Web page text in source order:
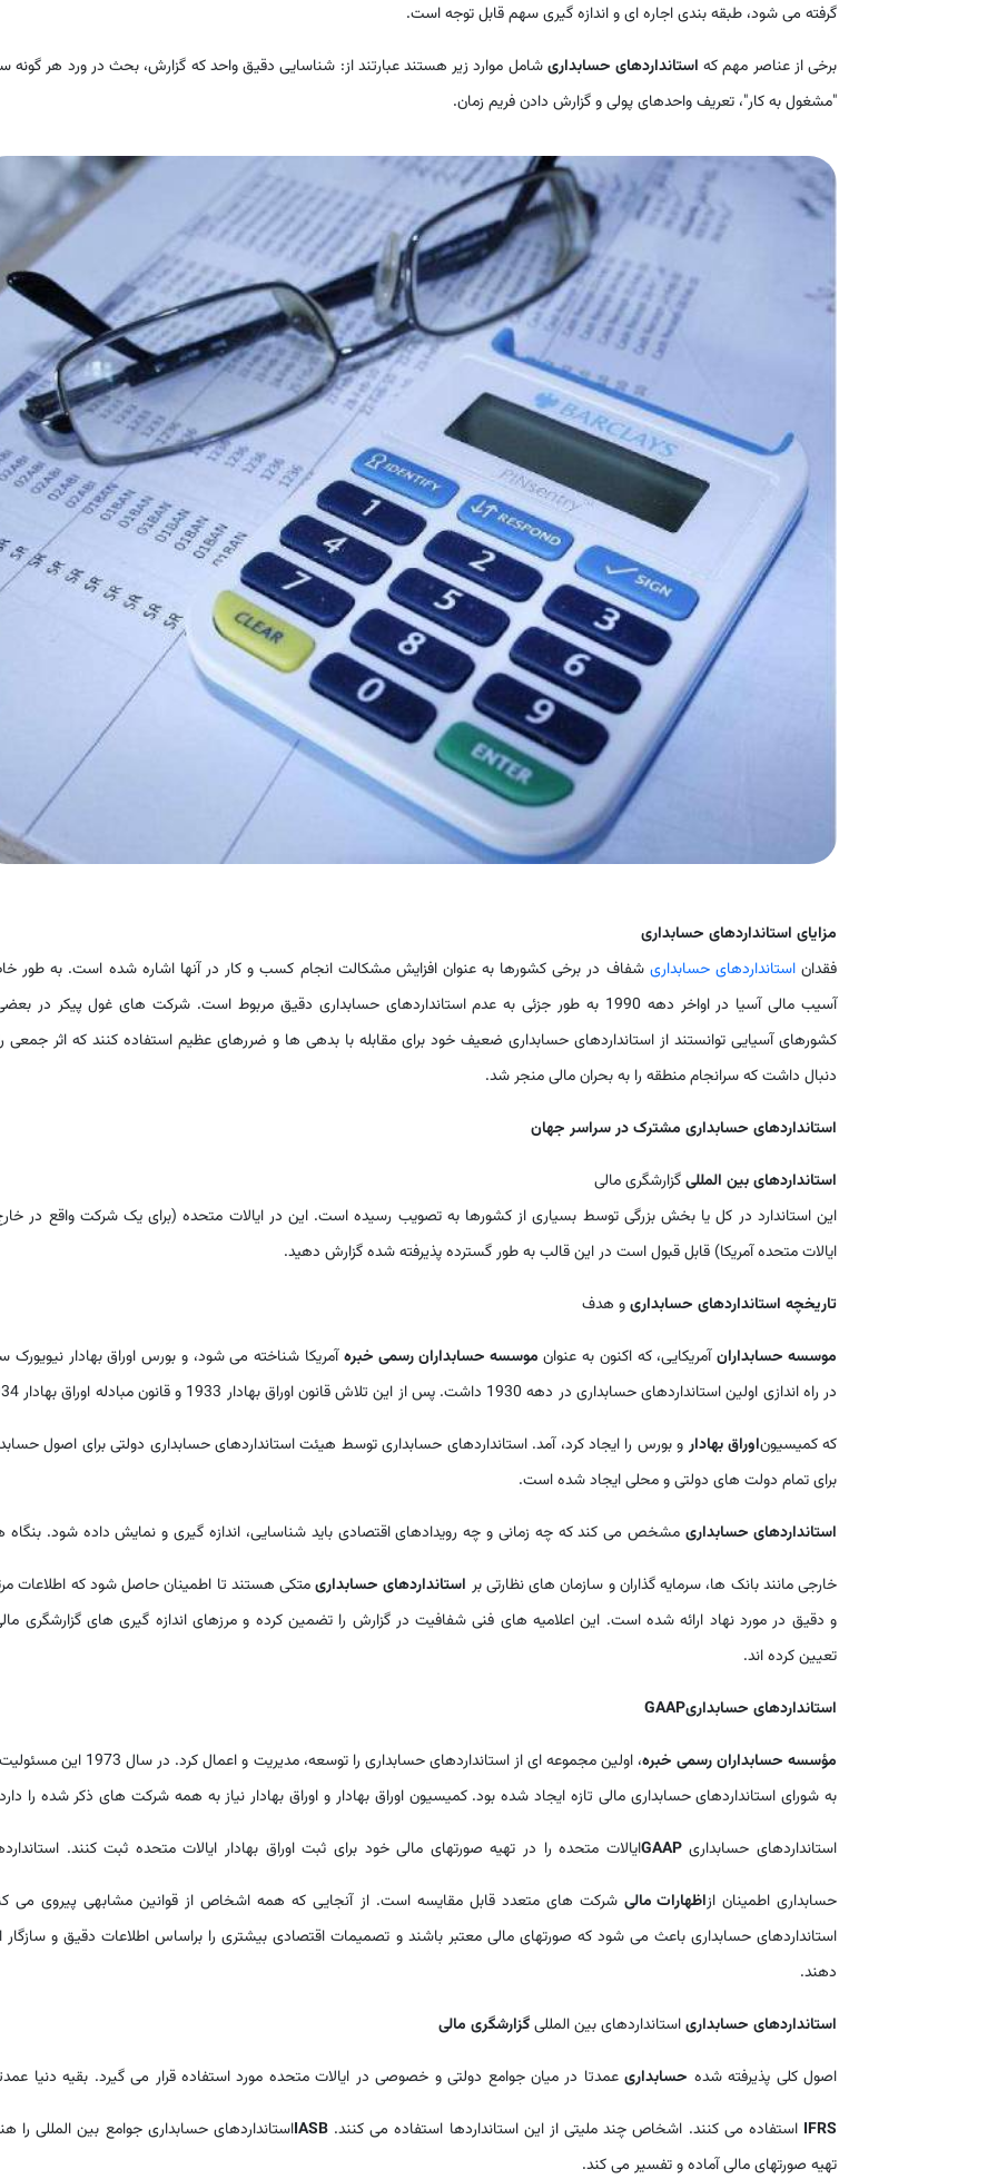
گرفته می شود، طبقه بندی اجاره ای و اندازه گیری سهم قابل توجه است.
برخی از عناصر مهم که استانداردهای حسابداریشامل موارد زیر هستند عبارتند از: شناسایی دقیق واحد که گزارش، بحث در ورد هر گونه
"مشغول به کار"، تعریف واحدهای پولی و گزارش دادن فریم زمان.
مزایای استانداردهای حسابداری
فقداناستانداردهای حسابداری شفاف در برخی کشورها به عنوان افزایش مشکالت انجام کسب و کار در آنها اشاره شده است. به طور
آسیب مالی آسیا در اواخر دهه 1990 به طور جزئی به عدم استانداردهای حسابداری دقیق مربوط است. شرکت های غول پیکر در
کشورهای آسیایی توانستند از استانداردهای حسابداری ضعیف خود برای مقابله با بدهی ها و ضررهای عظیم استفاده کنند که اثر جمعی
دنبال داشت که سرانجام منطقه را به بحران مالی منجر شد.
استانداردهای حسابداری مشترک در سراسر جهان
استانداردهای بین المللیگزارشگری مالی
این استاندارد در کل یا بخش بزرگی توسط بسیاری از کشورها به تصویب رسیده است. این در ایالات متحده (برای یک شرکت واقع در
ایالات متحده آمریکا) قابل قبول است در این قالب به طور گسترده پذیرفته شده گزارش دهید.
تاریخچه استانداردهای حسابداریو هدف
موسسه حسابدارانآمریکایی، که اکنون به عنوان موسسه حسابداران رسمی خبرهآمریکا شناخته می شود، و بورس اوراق بهادار نیویورک
که کمیسیوناوراق بهادارو بورس را ایجاد کرد، آمد. استانداردهای حسابداری توسط هیئت استانداردهای حسابداری دولتی برای اصول
برای تمام دولت های دولتی و محلی ایجاد شده است.
استانداردهای حسابداری مشخص می کند که چه زمانی و چه رویدادهای اقتصادی باید شناسایی، اندازه گیری و نمایش داده شود. بنگاه
خارجی مانند بانک ها، سرمایه گذاران و سازمان های نظارتی بر استانداردهای حسابداریمتکی هستند تا اطمینان حاصل شود که اطلاعات
و دقیق در مورد نهاد ارائه شده است. این اعلامیه های فنی شفافیت در گزارش را تضمین کرده و مرزهای اندازه گیری های گزارشگری
تعیین کرده اند.
استانداردهای حسابداریGAAP
مؤسسه حسابداران رسمی خبره
، اولین مجموعه ای از استانداردهای حسابداری را توسعه، مدیریت و اعمال کرد.
به شورای استانداردهای حسابداری مالی تازه ایجاد شده بود. کمیسیون اوراق بهادار و اوراق بهادار نیاز به همه شرکت های ذکر شده را
استانداردهای حسابداریGAAPایالات متحده را در تهیه صورتهای مالی خود برای ثبت اوراق بهادار ایالات متحده ثبت کنند.
حسابداری اطمینان ازاظهارات مالی شرکت های متعدد قابل مقایسه است. از آنجایی که همه اشخاص از قوانین مشابهی پیروی می
استانداردهای حسابداری باعث می شود که صورتهای مالی معتبر باشند و تصمیمات اقتصادی بیشتری را براساس اطلاعات دقیق و سازگار
دهند.
استانداردهای حسابداریاستانداردهای بین المللیگزارشگری مالی
اصول کلی پذیرفته شده حسابداریعمدتا در میان جوامع دولتی و خصوصی در ایالات متحده مورد استفاده قرار می گیرد. بقیه دنیا
IFRS استفاده می کنند. اشخاص چند ملیتی از این استانداردها استفاده می کنند.IASBاستانداردهای حسابداری جوامع بین المللی را
تهیه صورتهای مالی آماده و تفسیر می کند.